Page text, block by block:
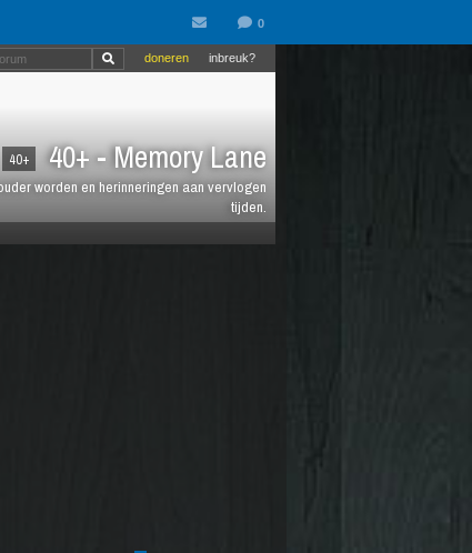
40+ 40+ - Memory Lane
worden en herinneringen aan vervlogen
tijden.
inbreuk?
doneren